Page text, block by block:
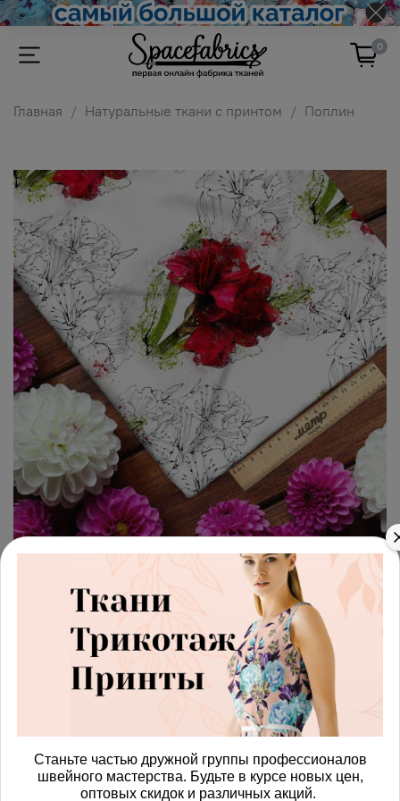
0
Главная Натуральные ткани с принтом Поплин
арт.4287272_poplin
Ткань поплин пышные
красные цветы
Получить доступ к оптовым ценам
814.00 руб
В корзину
Станьте частью дружной группы профессионалов
швейного мастерства. Будьте в курсе новых цен,
оптовых скидок и различных акций.